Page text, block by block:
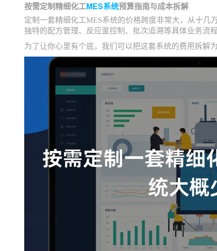
按需定制精细化工MES系统预算指南与成本拆解
定制一套精细化工MES系统的价格跨度非常大，从十几
独特的配方管理、反应釜控制、批次追溯等具体业务流
为了让你心里有个底，我们可以把这套系统的费用拆解